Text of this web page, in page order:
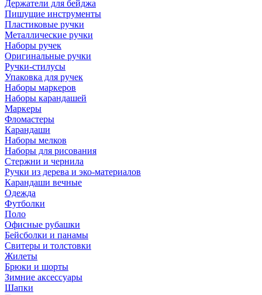
Держатели для бейджа
Пишущие инструменты
Пластиковые ручки
Металлические ручки
Наборы ручек
Оригинальные ручки
Ручки-стилусы
Упаковка для ручек
Наборы маркеров
Наборы карандашей
Маркеры
Фломастеры
Карандаши
Наборы мелков
Наборы для рисования
Стержни и чернила
Ручки из дерева и эко-материалов
Карандаши вечные
Одежда
Футболки
Поло
Офисные рубашки
Бейсболки и панамы
Свитеры и толстовки
Жилеты
Брюки и шорты
Зимние аксессуары
Шапки